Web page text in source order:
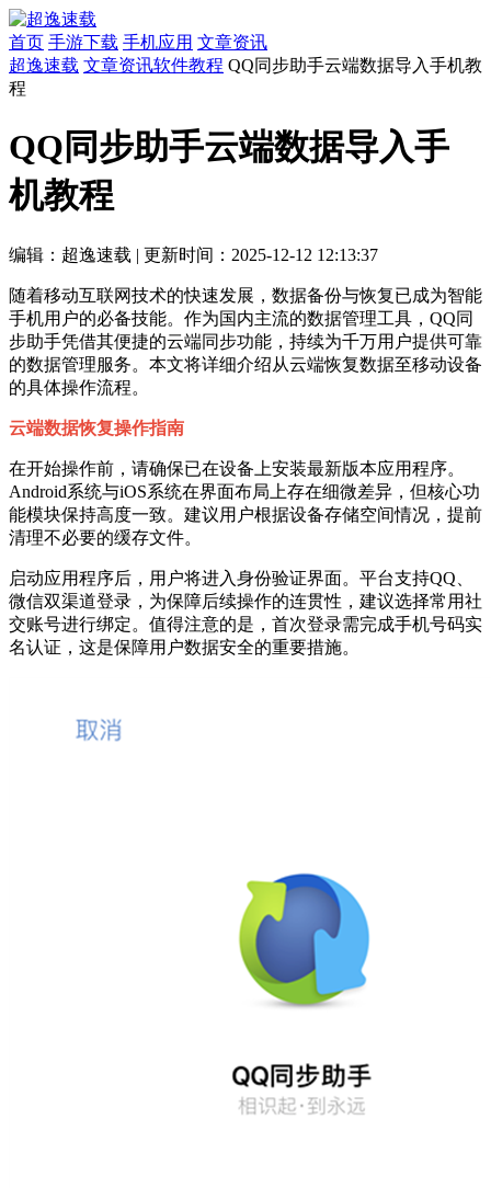
首页 手游下载 手机应用 文章资讯
超逸速载 文章资讯软件教程 QQ同步助手云端数据导入手机教
程
QQ同步助手云端数据导入手
机教程
编辑：超逸速载 | 更新时间：2025-12-12 12:13:37
随着移动互联网技术的快速发展，数据备份与恢复已成为智能
手机用户的必备技能。作为国内主流的数据管理工具，QQ同
步助手凭借其便捷的云端同步功能，持续为千万用户提供可靠
的数据管理服务。本文将详细介绍从云端恢复数据至移动设备
的具体操作流程。
云端数据恢复操作指南
在开始操作前，请确保已在设备上安装最新版本应用程序。
Android系统与iOS系统在界面布局上存在细微差异，但核心功
能模块保持高度一致。建议用户根据设备存储空间情况，提前
清理不必要的缓存文件。
启动应用程序后，用户将进入身份验证界面。平台支持QQ、
微信双渠道登录，为保障后续操作的连贯性，建议选择常用社
交账号进行绑定。值得注意的是，首次登录需完成手机号码实
名认证，这是保障用户数据安全的重要措施。